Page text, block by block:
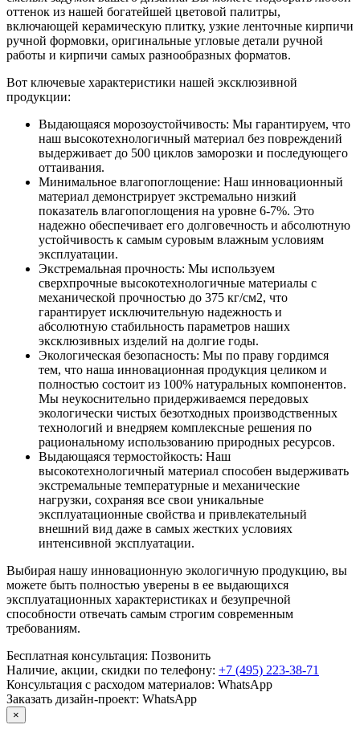
оттенок из нашей богатейшей цветовой палитры,
включающей керамическую плитку, узкие ленточные кирпичи
ручной формовки, оригинальные угловые детали ручной
работы и кирпичи самых разнообразных форматов.
Вот ключевые характеристики нашей эксклюзивной
продукции:
Выдающаяся морозоустойчивость: Мы гарантируем, что
наш высокотехнологичный материал без повреждений
выдерживает до 500 циклов заморозки и последующего
оттаивания.
Минимальное влагопоглощение: Наш инновационный
материал демонстрирует экстремально низкий
показатель влагопоглощения на уровне 6-7%. Это
надежно обеспечивает его долговечность и абсолютную
устойчивость к самым суровым влажным условиям
эксплуатации.
Экстремальная прочность: Мы используем
сверхпрочные высокотехнологичные материалы с
механической прочностью до 375 кг/см2, что
гарантирует исключительную надежность и
абсолютную стабильность параметров наших
эксклюзивных изделий на долгие годы.
Экологическая безопасность: Мы по праву гордимся
тем, что наша инновационная продукция целиком и
полностью состоит из 100% натуральных компонентов.
Мы неукоснительно придерживаемся передовых
экологически чистых безотходных производственных
технологий и внедряем комплексные решения по
рациональному использованию природных ресурсов.
Выдающаяся термостойкость: Наш
высокотехнологичный материал способен выдерживать
экстремальные температурные и механические
нагрузки, сохраняя все свои уникальные
эксплуатационные свойства и привлекательный
внешний вид даже в самых жестких условиях
интенсивной эксплуатации.
Выбирая нашу инновационную экологичную продукцию, вы
можете быть полностью уверены в ее выдающихся
эксплуатационных характеристиках и безупречной
способности отвечать самым строгим современным
требованиям.
Бесплатная консультация: Позвонить
Наличие, акции, скидки по телефону: +7 (495) 223-38-71
Консультация с расходом материалов: WhatsApp
Заказать дизайн-проект: WhatsApp
×